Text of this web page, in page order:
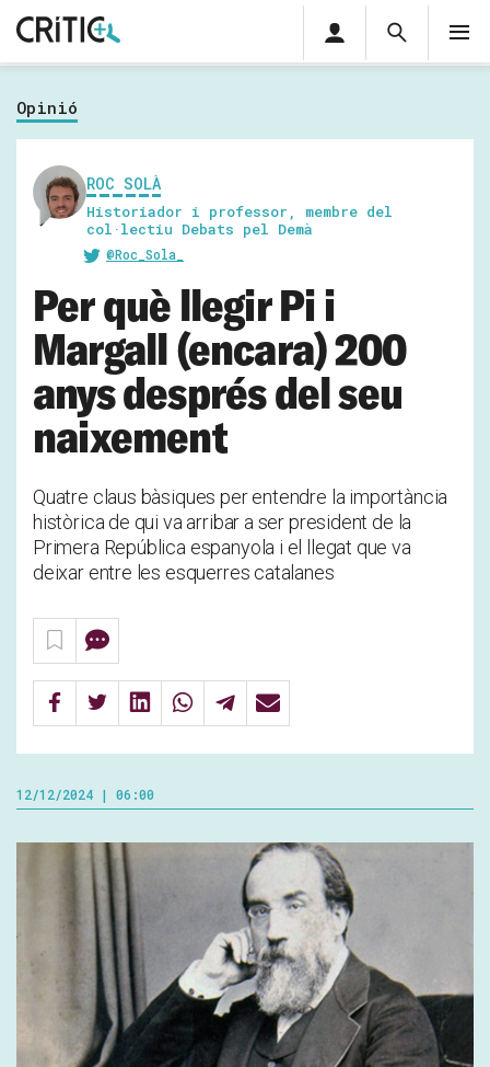
Cerca
Cerca
privada
Inicia sessió
Opinió
ROC SOLÀ
Historiador i professor, membre del
col·lectiu Debats pel Demà
@Roc_Sola_
Per què llegir Pi i
Margall (encara) 200
anys després del seu
naixement
Quatre claus bàsiques per entendre la importància
històrica de qui va arribar a ser president de la
Primera República espanyola i el llegat que va
deixar entre les esquerres catalanes
12/12/2024 | 06:00